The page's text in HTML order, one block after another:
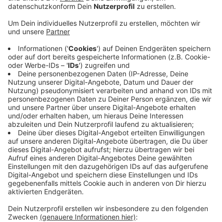
Anzeige
In der neuen Verkehrszentrale wird der Verkehr auf
allen Autobahnen in NRW gelenkt. Mit Hilfe von
elektronischen Anzeigetafeln werden die
Verkehrsteilnehmer über Staus, Unfälle,
Streckensperrungen oder geänderte
Höchstgeschwindigkeiten informiert. Außerdem
können Seitenstreifen für den Verkehr freigegeben
werden. Dadurch sollen Staus und Wartezeiten
reduziert und die Sicherheit auf den Autobahnen
erhöht werden. Dafür verantwortlich sind 21
sogenannte „Operatoren“. Sie werten Verkehrs- und
Wetterdaten aus und beobachten auf rund 100
Monitoren rund um die Uhr die Verkehrssituation.
Anzeige